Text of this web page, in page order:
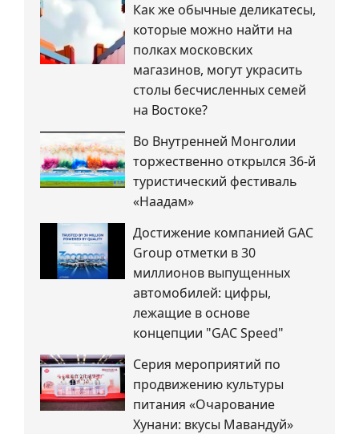
Как же обычные деликатесы,
которые можно найти на
полках московских
магазинов, могут украсить
столы бесчисленных семей
на Востоке?
Во Внутренней Монголии
торжественно открылся 36-й
туристический фестиваль
«Наадам»
Достижение компанией GAC
Group отметки в 30
миллионов выпущенных
автомобилей: цифры,
лежащие в основе
концепции "GAC Speed"
Серия мероприятий по
продвижению культуры
питания «Очарование
Хунани: вкусы Мавандуй»